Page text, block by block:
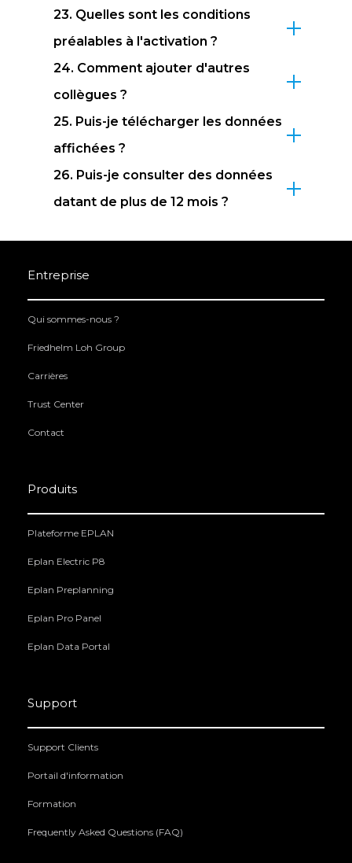
23. Quelles sont les conditions
préalables à l'activation ?
24. Comment ajouter d'autres
collègues ?
25. Puis-je télécharger les données
affichées ?
26. Puis-je consulter des données
datant de plus de 12 mois ?
Entreprise
Qui sommes-nous ?
Friedhelm Loh Group
Carrières
Trust Center
Contact
Produits
Plateforme EPLAN
Eplan Electric P8
Eplan Preplanning
Eplan Pro Panel
Eplan Data Portal
Support
Support Clients
Portail d'information
Formation
Frequently Asked Questions (FAQ)